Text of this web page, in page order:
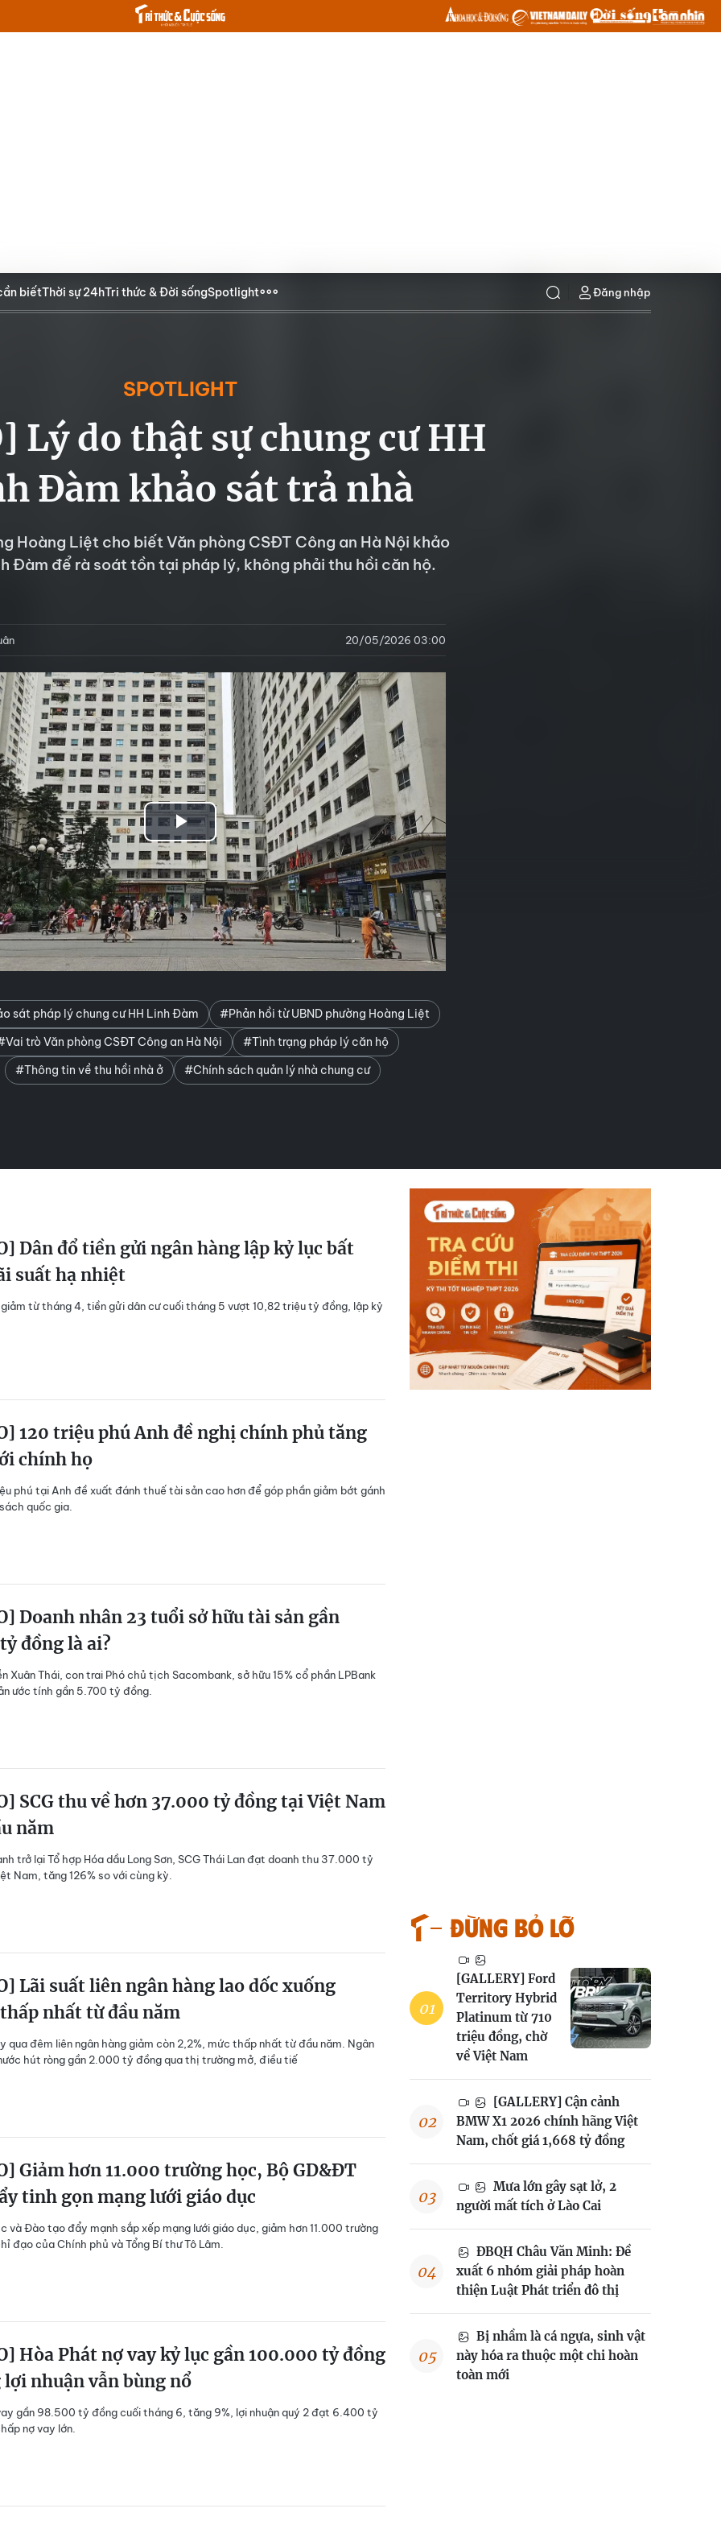
biếtThời sự 24hTri thức & Đời sốngSpotlight Đăng nhập
SPOTLIGHT
Lý do thật sự chung cư HH
Đàm khảo sát trả nhà
Hoàng Liệt cho biết Văn phòng CSĐT Công an Hà Nội khảo
Đàm để rà soát tồn tại pháp lý, không phải thu hồi căn hộ.
20/05/2026 03:00
Play
Video
sát pháp lý chung cư HH Linh Đàm
#Phản hồi từ UBND phường Hoàng Liệt
trò Văn phòng CSĐT Công an Hà Nội
#Tình trạng pháp lý căn hộ
#Thông tin về thu hồi nhà ở
#Chính sách quản lý nhà chung cư
Dân đổ tiền gửi ngân hàng lập kỷ lục bất
suất hạ nhiệt
từ tháng 4, tiền gửi dân cư cuối tháng 5 vượt 10,82 triệu tỷ đồng, lập kỷ
120 triệu phú Anh đề nghị chính phủ tăng
chính họ
phú tại Anh đề xuất đánh thuế tài sản cao hơn để góp phần giảm bớt gánh
quốc gia.
Doanh nhân 23 tuổi sở hữu tài sản gần
đồng là ai?
Xuân Thái, con trai Phó chủ tịch Sacombank, sở hữu 15% cổ phần LPBank
ước tính gần 5.700 tỷ đồng.
SCG thu về hơn 37.000 tỷ đồng tại Việt Nam
năm
trở lại Tổ hợp Hóa dầu Long Sơn, SCG Thái Lan đạt doanh thu 37.000 tỷ
Nam, tăng 126% so với cùng kỳ.
Lãi suất liên ngân hàng lao dốc xuống
nhất từ đầu năm
qua đêm liên ngân hàng giảm còn 2,2%, mức thấp nhất từ đầu năm. Ngân
hút ròng gần 2.000 tỷ đồng qua thị trường mở, điều tiế
Giảm hơn 11.000 trường học, Bộ GD&ĐT
tinh gọn mạng lưới giáo dục
và Đào tạo đẩy mạnh sắp xếp mạng lưới giáo dục, giảm hơn 11.000 trường
đạo của Chính phủ và Tổng Bí thư Tô Lâm.
Hòa Phát nợ vay kỷ lục gần 100.000 tỷ đồng
nhuận vẫn bùng nổ
gần 98.500 tỷ đồng cuối tháng 6, tăng 9%, lợi nhuận quý 2 đạt 6.400 tỷ
nợ vay lớn.
Đừng bỏ lỡ
[GALLERY] Ford
Territory Hybrid
Platinum từ 710
triệu đồng, chờ
về Việt Nam
[GALLERY] Cận cảnh
BMW X1 2026 chính hãng Việt
Nam, chốt giá 1,668 tỷ đồng
Mưa lớn gây sạt lở, 2
người mất tích ở Lào Cai
ĐBQH Châu Văn Minh: Đề
xuất 6 nhóm giải pháp hoàn
thiện Luật Phát triển đô thị
Bị nhầm là cá ngựa, sinh vật
này hóa ra thuộc một chi hoàn
toàn mới